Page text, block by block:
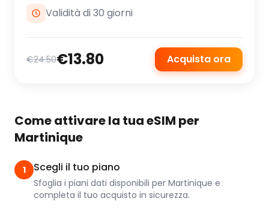
Validità di 30 giorni
€24.50€13.80 Acquista ora
Come attivare la tua eSIM per
Martinique
1 Scegli il tuo piano
Sfoglia i piani dati disponibili per Martinique e
completa il tuo acquisto in sicurezza.